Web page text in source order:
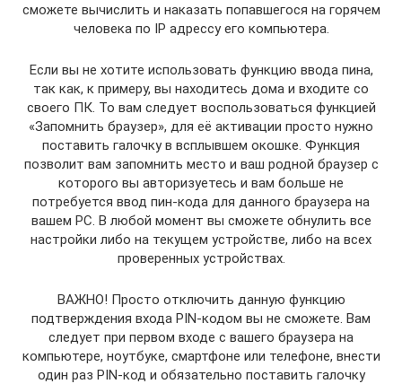
сможете вычислить и наказать попавшегося на горячем
человека по IP адрессу его компьютера.
Если вы не хотите использовать функцию ввода пина,
так как, к примеру, вы находитесь дома и входите со
своего ПК. То вам следует воспользоваться функцией
«Запомнить браузер», для её активации просто нужно
поставить галочку в всплывшем окошке. Функция
позволит вам запомнить место и ваш родной браузер с
которого вы авторизуетесь и вам больше не
потребуется ввод пин-кода для данного браузера на
вашем PC. В любой момент вы сможете обнулить все
настройки либо на текущем устройстве, либо на всех
проверенных устройствах.
ВАЖНО! Просто отключить данную функцию
подтверждения входа PIN-кодом вы не сможете. Вам
следует при первом входе с вашего браузера на
компьютере, ноутбуке, смартфоне или телефоне, внести
один раз PIN-код и обязательно поставить галочку